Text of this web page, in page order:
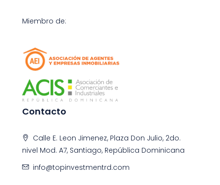
Miembro de:
Contacto
Calle E. Leon Jimenez, Plaza Don Julio, 2do.
nivel Mod. A7, Santiago, República Dominicana
info@topinvestmentrd.com